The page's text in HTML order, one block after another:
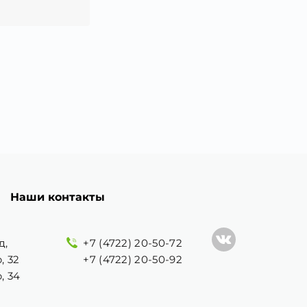
Наши контакты
32
34
+7 (4722) 20-50-72
+7 (4722) 20-50-92